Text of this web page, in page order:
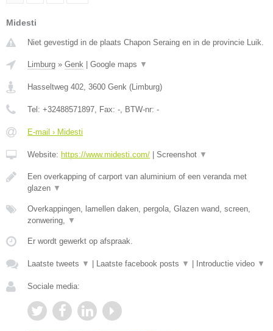
Midesti
Niet gevestigd in de plaats Chapon Seraing en in de provincie Luik.
Limburg » Genk Google maps ▼
Hasseltweg 402, 3600 Genk (Limburg)
Tel: +32488571897, Fax: -, BTW-nr: -
E-mail › Midesti
Website: https://www.midesti.com/ Screenshot ▼
Een overkapping of carport van aluminium of een veranda met
glazen ▼
Overkappingen, lamellen daken, pergola, Glazen wand, screen,
zonwering, ▼
Er wordt gewerkt op afspraak.
Laatste tweets ▼ Laatste facebook posts ▼ Introductie video ▼
Sociale media: